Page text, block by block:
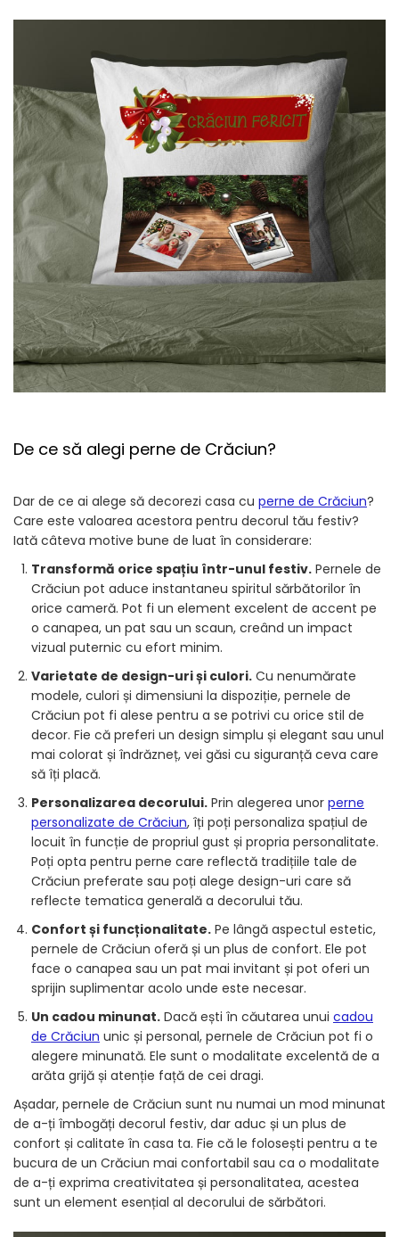
De ce să alegi perne de Crăciun?
Dar de ce ai alege să decorezi casa cu perne de Crăciun?
Care este valoarea acestora pentru decorul tău festiv?
Iată câteva motive bune de luat în considerare:
Transformă orice spațiu într-unul festiv. Pernele de
Crăciun pot aduce instantaneu spiritul sărbătorilor în
orice cameră. Pot fi un element excelent de accent pe
o canapea, un pat sau un scaun, creând un impact
vizual puternic cu efort minim.
Varietate de design-uri și culori. Cu nenumărate
modele, culori și dimensiuni la dispoziție, pernele de
Crăciun pot fi alese pentru a se potrivi cu orice stil de
decor. Fie că preferi un design simplu și elegant sau unul
mai colorat și îndrăzneț, vei găsi cu siguranță ceva care
să îți placă.
Personalizarea decorului. Prin alegerea unor perne
personalizate de Crăciun, îți poți personaliza spațiul de
locuit în funcție de propriul gust și propria personalitate.
Poți opta pentru perne care reflectă tradițiile tale de
Crăciun preferate sau poți alege design-uri care să
reflecte tematica generală a decorului tău.
Confort și funcționalitate. Pe lângă aspectul estetic,
pernele de Crăciun oferă și un plus de confort. Ele pot
face o canapea sau un pat mai invitant și pot oferi un
sprijin suplimentar acolo unde este necesar.
Un cadou minunat. Dacă ești în căutarea unui cadou
de Crăciun unic și personal, pernele de Crăciun pot fi o
alegere minunată. Ele sunt o modalitate excelentă de a
arăta grijă și atenție față de cei dragi.
Așadar, pernele de Crăciun sunt nu numai un mod minunat
de a-ți îmbogăți decorul festiv, dar aduc și un plus de
confort și calitate în casa ta. Fie că le folosești pentru a te
bucura de un Crăciun mai confortabil sau ca o modalitate
de a-ți exprima creativitatea și personalitatea, acestea
sunt un element esențial al decorului de sărbători.